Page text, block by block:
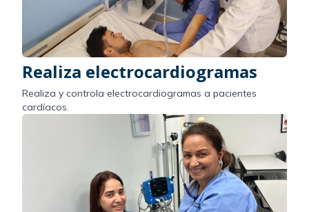
Realiza electrocardiogramas
Realiza y controla electrocardiogramas a pacientes
cardíacos.